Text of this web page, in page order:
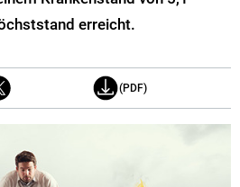
erreicht.
(PDF)